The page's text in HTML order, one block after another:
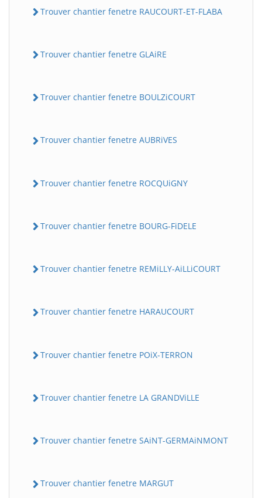
Trouver chantier fenetre RAUCOURT-ET-FLABA
Trouver chantier fenetre GLAiRE
Trouver chantier fenetre BOULZiCOURT
Trouver chantier fenetre AUBRiVES
Trouver chantier fenetre ROCQUiGNY
Trouver chantier fenetre BOURG-FiDELE
Trouver chantier fenetre REMiLLY-AiLLiCOURT
Trouver chantier fenetre HARAUCOURT
Trouver chantier fenetre POiX-TERRON
Trouver chantier fenetre LA GRANDViLLE
Trouver chantier fenetre SAiNT-GERMAiNMONT
Trouver chantier fenetre MARGUT